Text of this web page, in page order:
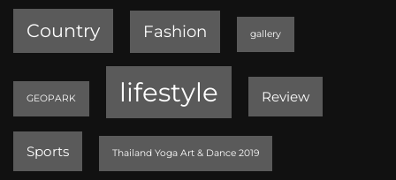
Country Fashion gallery
GEOPARK lifestyle Review
Sports Thailand Yoga Art & Dance 2019